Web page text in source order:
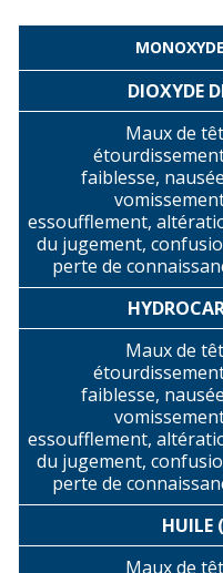
DIOXYDE
Maux de
faiblesse,
essoufflement,
du jugement,
perte de
Maux de
faiblesse,
essoufflement,
du jugement,
perte de
HUILE
Maux de